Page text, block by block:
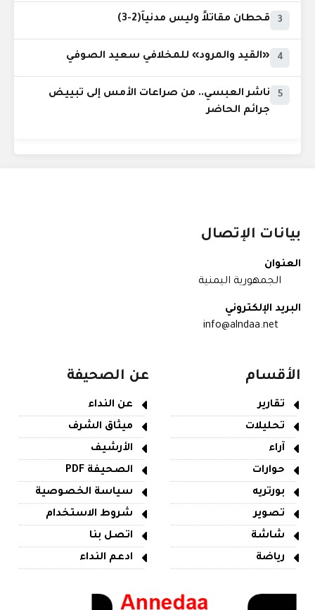
3 قحطان مقاتلاً وليس مدنياً(2-3)
4 «القيد والمرود» للمخلافي سعيد الصوفي
5
ناشر العبسي.. من صراعات الأمس إلى تبييض
جرائم الحاضر
بيانات الإتصال
العنوان
الجمهورية اليمنية
البريد الإلكتروني
info@alndaa.net
الأقسام
تقارير
تحليلات
آراء
حوارات
بورتريه
تصوير
شاشة
رياضة
عن الصحيفة
عن النداء
ميثاق الشرف
الأرشيف
الصحيفة PDF
سياسة الخصوصية
شروط الاستخدام
اتصل بنا
ادعم النداء